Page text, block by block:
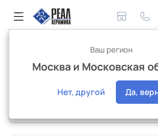
Сантехника и аксессуары
Сантехника ПСМ-Профсан
Ваш регион
Москва и Московская
Нет, другой Да,